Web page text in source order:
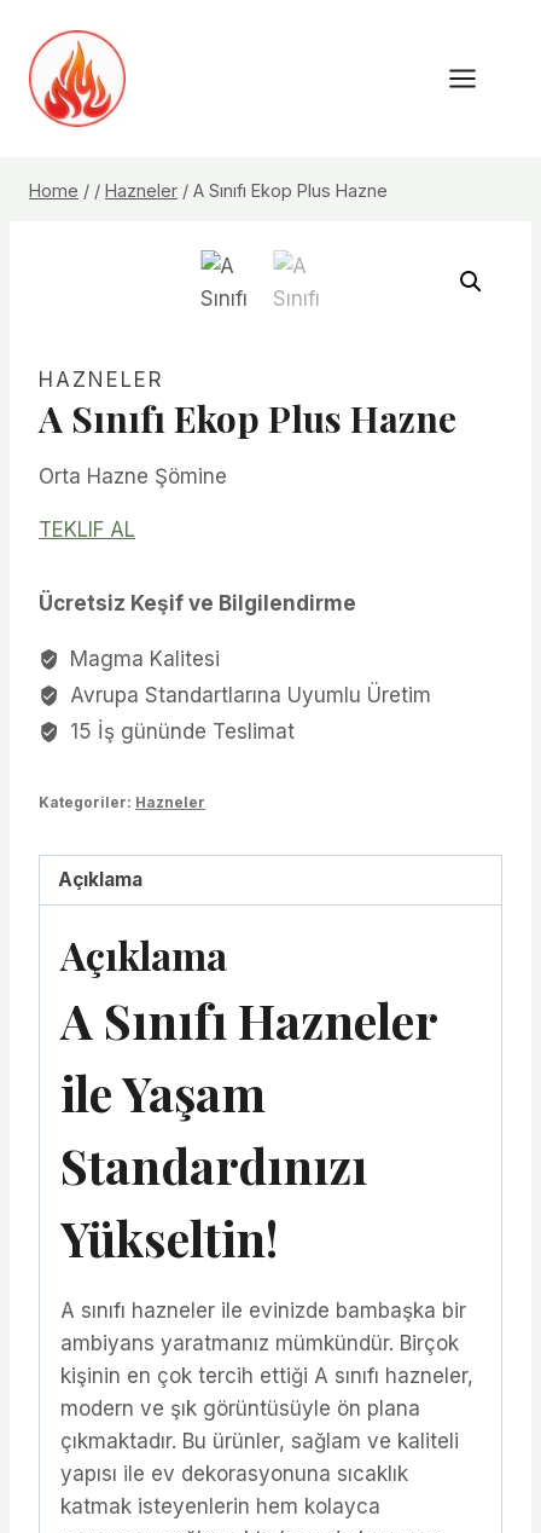
content
Home / / Hazneler / A Sınıfı Ekop Plus Hazne
HAZNELER
A Sınıfı Ekop Plus Hazne
Orta Hazne Şömine
TEKLIF AL
Ücretsiz Keşif ve Bilgilendirme
Magma Kalitesi
Avrupa Standartlarına Uyumlu Üretim
15 İş gününde Teslimat
Kategoriler: Hazneler
Açıklama
Açıklama
A Sınıfı Hazneler
ile Yaşam
Standardınızı
Yükseltin!
A sınıfı hazneler ile evinizde bambaşka bir
ambiyans yaratmanız mümkündür. Birçok
kişinin en çok tercih ettiği A sınıfı hazneler,
modern ve şık görüntüsüyle ön plana
çıkmaktadır. Bu ürünler, sağlam ve kaliteli
yapısı ile ev dekorasyonuna sıcaklık
katmak isteyenlerin hem kolayca